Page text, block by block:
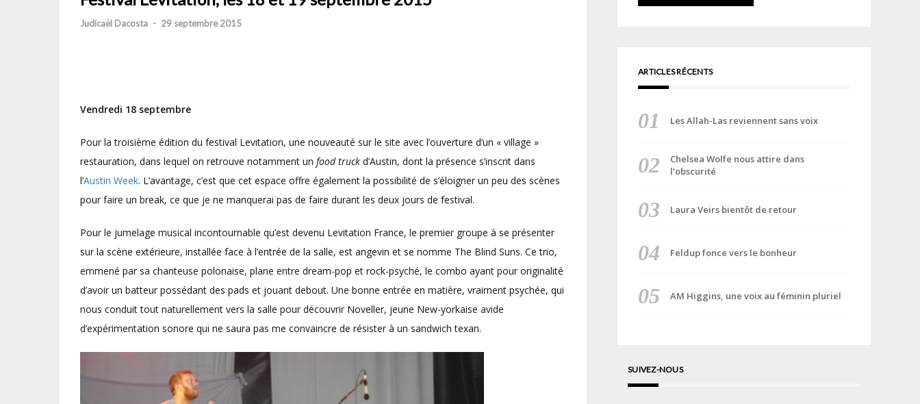
Judicaël Dacosta - 29 septembre 2015
Vendredi 18 septembre
Pour la troisième édition du festival Levitation, une nouveauté sur le site avec l’ouverture d’un « village »
restauration, dans lequel on retrouve notamment un food truck d’Austin, dont la présence s’inscrit dans
l’Austin Week. L’avantage, c’est que cet espace offre également la possibilité de s’éloigner un peu des scènes
pour faire un break, ce que je ne manquerai pas de faire durant les deux jours de festival.
Pour le jumelage musical incontournable qu’est devenu Levitation France, le premier groupe à se présenter
sur la scène extérieure, installée face à l’entrée de la salle, est angevin et se nomme The Blind Suns. Ce trio,
emmené par sa chanteuse polonaise, plane entre dream-pop et rock-psyché, le combo ayant pour originalité
d’avoir un batteur possédant des pads et jouant debout. Une bonne entrée en matière, vraiment psychée, qui
nous conduit tout naturellement vers la salle pour découvrir Noveller, jeune New-yorkaise avide
d’expérimentation sonore qui ne saura pas me convaincre de résister à un sandwich texan.
ARTICLES RÉCENTS
Les Allah-Las reviennent sans voix
Chelsea Wolfe nous attire dans
l’obscurité
Laura Veirs bientôt de retour
Feldup fonce vers le bonheur
AM Higgins, une voix au féminin pluriel
SUIVEZ-NOUS